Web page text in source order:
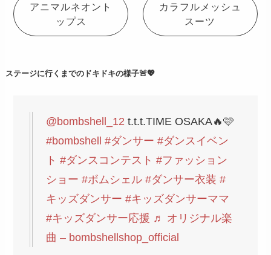
アニマルネオント
ップス
カラフルメッシュ
スーツ
ステージに行くまでのドキドキの様子🚨💖
@bombshell_12 t.t.t.TIME OSAKA🔥🩷
#bombshell
#ダンサー #ダンスイベン
ト #ダンスコンテスト #ファッション
ショー #ボムシェル #ダンサー衣装 #
キッズダンサー #キッズダンサーママ
#キッズダンサー応援 ♬ オリジナル楽
曲 – bombshellshop_official